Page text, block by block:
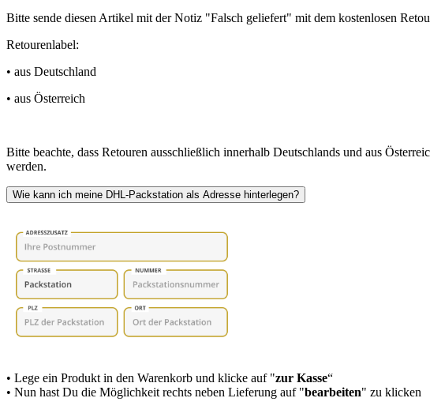
Bitte sende diesen Artikel mit der Notiz "Falsch geliefert" mit dem kostenlosen
Retourenlabel:
• aus Deutschland
• aus Österreich
Bitte beachte, dass Retouren ausschließlich innerhalb Deutschlands und aus
werden.
Wie kann ich meine DHL-Packstation als Adresse hinterlegen?
• Lege ein Produkt in den Warenkorb und klicke auf "zur Kasse“
• Nun hast Du die Möglichkeit rechts neben Lieferung auf "bearbeiten" zu klicken